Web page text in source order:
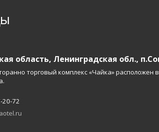
область, Ленинградская обл.,
торговый комплекс «Чайка» расположен
20-72